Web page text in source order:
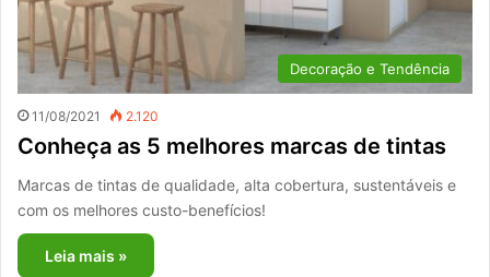
Decoração e Tendência
11/08/2021 2.120
Conheça as 5 melhores marcas de tintas
Marcas de tintas de qualidade, alta cobertura, sustentáveis e
com os melhores custo-benefícios!
Leia mais »